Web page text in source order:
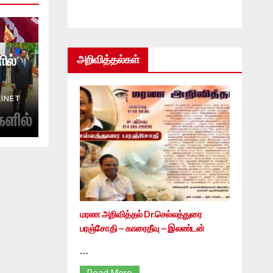
அறிவித்தல்கள்
மரண அறிவித்தல் Dr.செல்லத்துரை
பரஞ்சோதி – காரைதீவு – இலண்டன்
…